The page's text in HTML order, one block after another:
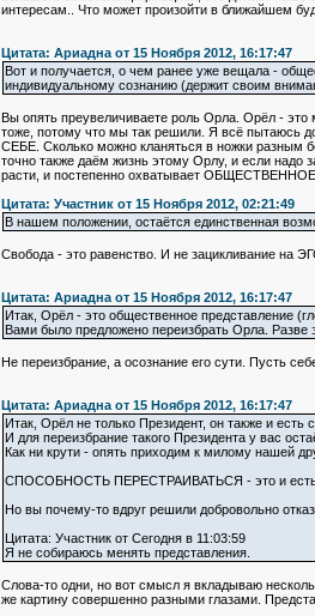
интересам.. Что может произойти в ближайшем
Цитата: Ариадна от 15 Ноября 2012, 16:17:47
Вот и получается, о чем ранее уже вещала -
индивидуальному сознанию (держит своим
Вы опять преувеличиваете роль Орла. Орёл -
тоже, потому что мы так решили. Я всё пытаюсь
СЕБЕ. Сколько можно кланяться в ножки разным
точно также даём жизнь этому Орлу, и если надо
расти, и постепенно охватывает
Цитата: Участник от 15 Ноября 2012, 02:21:49
В нашем положении, остаётся единственная
Свобода - это равенство. И не зацикливание на
Цитата: Ариадна от 15 Ноября 2012, 16:17:47
Итак, Орёл - это общественное представление
Вами было предложено переизбрать Орла. Разве
Не переизбрание, а осознание его сути. Пусть
Цитата: Ариадна от 15 Ноября 2012, 16:17:47
Итак, Орёл не только Президент, он также и
И для переизбрание такого Президента у вас
Как ни крути - опять приходим к милому нашей
СПОСОБНОСТЬ ПЕРЕСТРАИВАТЬСЯ - это и
Но вы почему-то вдруг решили добровольно
Цитата: Участник от Сегодня в 11:03:59
Я не собираюсь менять представления.
Слова-то одни, но вот смысл я вкладываю
же картину совершенно разными глазами.